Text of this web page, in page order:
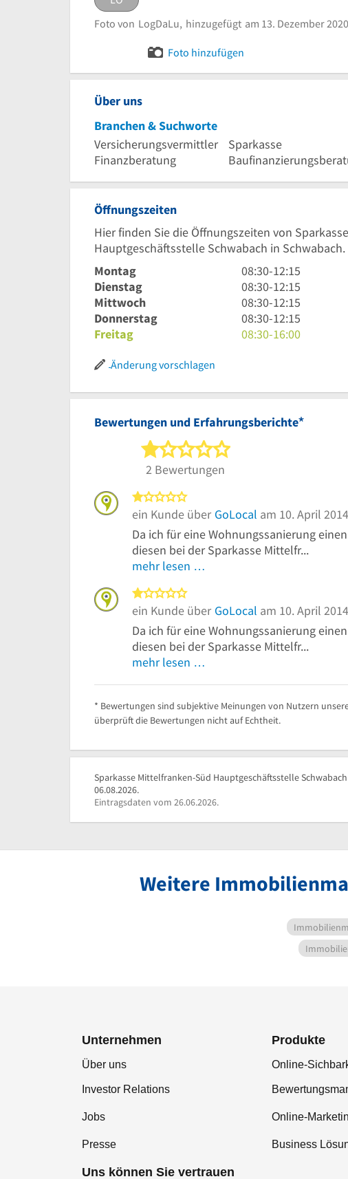
Logo Sparkasse
Foto von LogDaLu, hinzugefügt am 13. Dezember 2020
Foto hinzufügen
Über uns
Branchen & Suchworte
Versicherungsvermittler
Sparkasse
Finanzberatung
Öffnungszeiten
Hier finden Sie die Öffnungszeiten von
Hauptgeschäftsstelle Schwabach in Schwabach.
Montag
8
Uhr
30
bis
12
08:30-12:15
Dienstag
8
Uhr
30
bis
08:30-12:15
Mittwoch
8
Uhr
30
15
08:30-12:15
Donnerstag
8
Uhr
Uhr
08:30-12:15
Freitag
8
16
08:30-16:00
Änderung vorschlagen
Bewertungen und Erfahrungsberichte*
1 von 5 Sternen
2 Bewertungen
ein Kunde über GoLocal am 10. April 2014
Da ich für eine Wohnungssanierung
diesen bei der Sparkasse Mittelfr...
mehr lesen …
ein Kunde über GoLocal am 10. April 2014
Da ich für eine Wohnungssanierung
diesen bei der Sparkasse Mittelfr...
mehr lesen …
* Bewertungen sind subjektive Meinungen von Nutzern
überprüft die Bewertungen nicht auf Echtheit.
Sparkasse Mittelfranken-Süd Hauptgeschäftsstelle
06.08.2026.
Eintragsdaten vom 26.06.2026.
Weitere
Unternehmen
Über uns
Investor Relations
Jobs
Presse
Produkte
Online-
Online-
Business
Uns können Sie vertrauen